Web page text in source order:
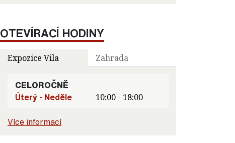
OTEVÍRACÍ HODINY
Expozice Vila Zahrada
CELOROČNĚ
Úterý - Neděle
10:00 - 18:00
Více informací